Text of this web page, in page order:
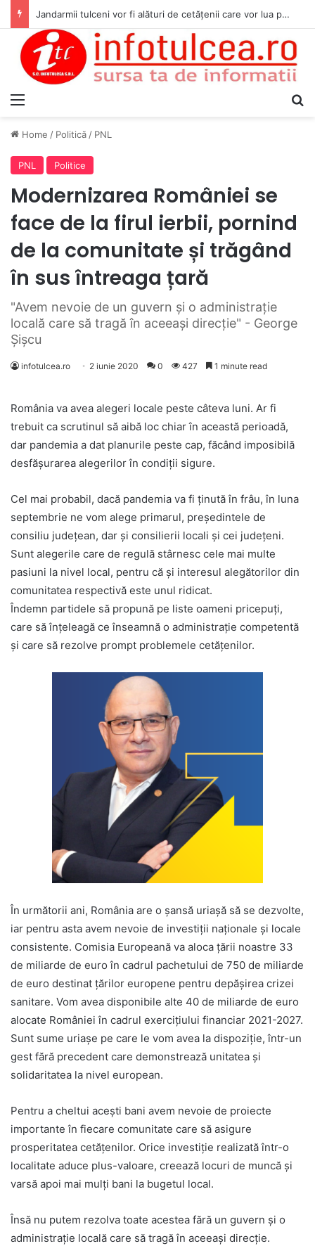
Jandarmii tulceni vor fi alături de cetățenii care vor lua parte la Festivalul Folk Țestos
Home / Politică / PNL
PNL Politice
Modernizarea României se
face de la firul ierbii, pornind
de la comunitate și trăgând
în sus întreaga țară
"Avem nevoie de un guvern și o administrație
locală care să tragă în aceeași direcție" - George
Şişcu
infotulcea.ro 2 iunie 2020 0 427 1 minute read
România va avea alegeri locale peste câteva luni. Ar fi
trebuit ca scrutinul să aibă loc chiar în această perioadă,
dar pandemia a dat planurile peste cap, făcând imposibilă
desfășurarea alegerilor în condiții sigure.
Cel mai probabil, dacă pandemia va fi ținută în frâu, în luna
septembrie ne vom alege primarul, președintele de
consiliu județean, dar și consilierii locali și cei județeni.
Sunt alegerile care de regulă stârnesc cele mai multe
pasiuni la nivel local, pentru că și interesul alegătorilor din
comunitatea respectivă este unul ridicat.
Îndemn partidele să propună pe liste oameni pricepuți,
care să înțeleagă ce înseamnă o administrație competentă
și care să rezolve prompt problemele cetățenilor.
În următorii ani, România are o șansă uriașă să se dezvolte,
iar pentru asta avem nevoie de investiții naționale și locale
consistente. Comisia Europeană va aloca țării noastre 33
de miliarde de euro în cadrul pachetului de 750 de miliarde
de euro destinat țărilor europene pentru depășirea crizei
sanitare. Vom avea disponibile alte 40 de miliarde de euro
alocate României în cadrul exercițiului financiar 2021-2027.
Sunt sume uriașe pe care le vom avea la dispoziție, într-un
gest fără precedent care demonstrează unitatea și
solidaritatea la nivel european.
Pentru a cheltui acești bani avem nevoie de proiecte
importante în fiecare comunitate care să asigure
prosperitatea cetățenilor. Orice investiție realizată într-o
localitate aduce plus-valoare, creează locuri de muncă și
varsă apoi mai mulți bani la bugetul local.
Însă nu putem rezolva toate acestea fără un guvern și o
administrație locală care să tragă în aceeași direcție.